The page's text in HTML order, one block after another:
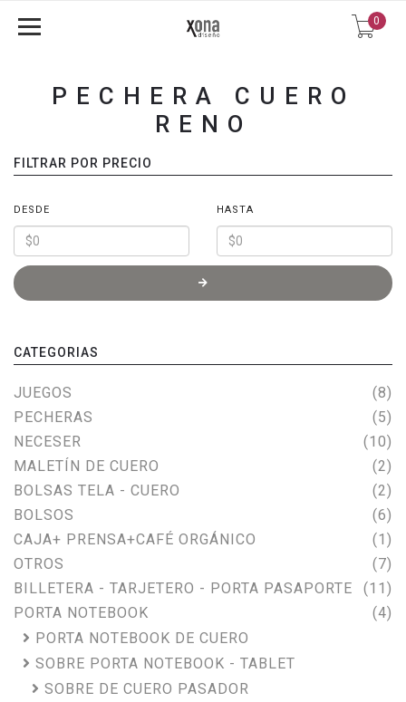
0
PECHERA CUERO
RENO
FILTRAR POR PRECIO
DESDE HASTA
CATEGORIAS
JUEGOS
(8)
PECHERAS
(5)
NECESER
(10)
MALETÍN DE CUERO
(2)
BOLSAS TELA - CUERO
(2)
BOLSOS
(6)
CAJA+ PRENSA+CAFÉ ORGÁNICO
(1)
OTROS
(7)
BILLETERA - TARJETERO - PORTA PASAPORTE
(11)
PORTA NOTEBOOK
(4)
PORTA NOTEBOOK DE CUERO
SOBRE PORTA NOTEBOOK - TABLET
SOBRE DE CUERO PASADOR